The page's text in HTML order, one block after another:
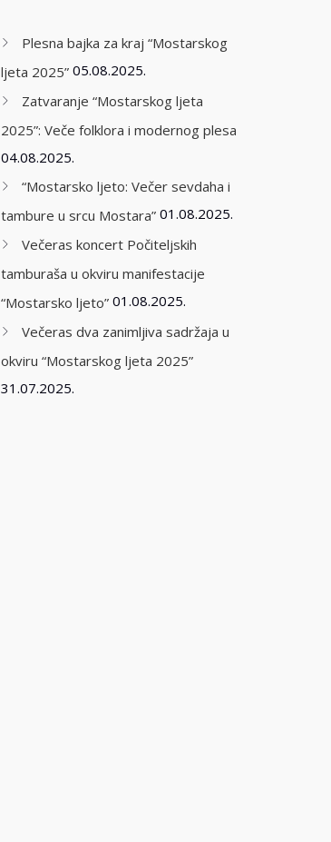
Plesna bajka za kraj “Mostarskog
ljeta 2025” 05.08.2025.
Zatvaranje “Mostarskog ljeta
2025”: Veče folklora i modernog plesa
04.08.2025.
“Mostarsko ljeto: Večer sevdaha i
tambure u srcu Mostara” 01.08.2025.
Večeras koncert Počiteljskih
tamburaša u okviru manifestacije
“Mostarsko ljeto” 01.08.2025.
Večeras dva zanimljiva sadržaja u
okviru “Mostarskog ljeta 2025”
31.07.2025.